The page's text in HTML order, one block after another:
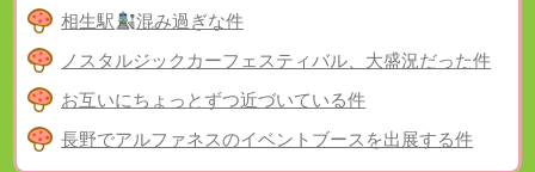
相生駅
混み過ぎな件
ノスタルジックカーフェスティバル、大盛況だった件
お互いにちょっとずつ近づいている件
長野でアルファネスのイベントブースを出展する件